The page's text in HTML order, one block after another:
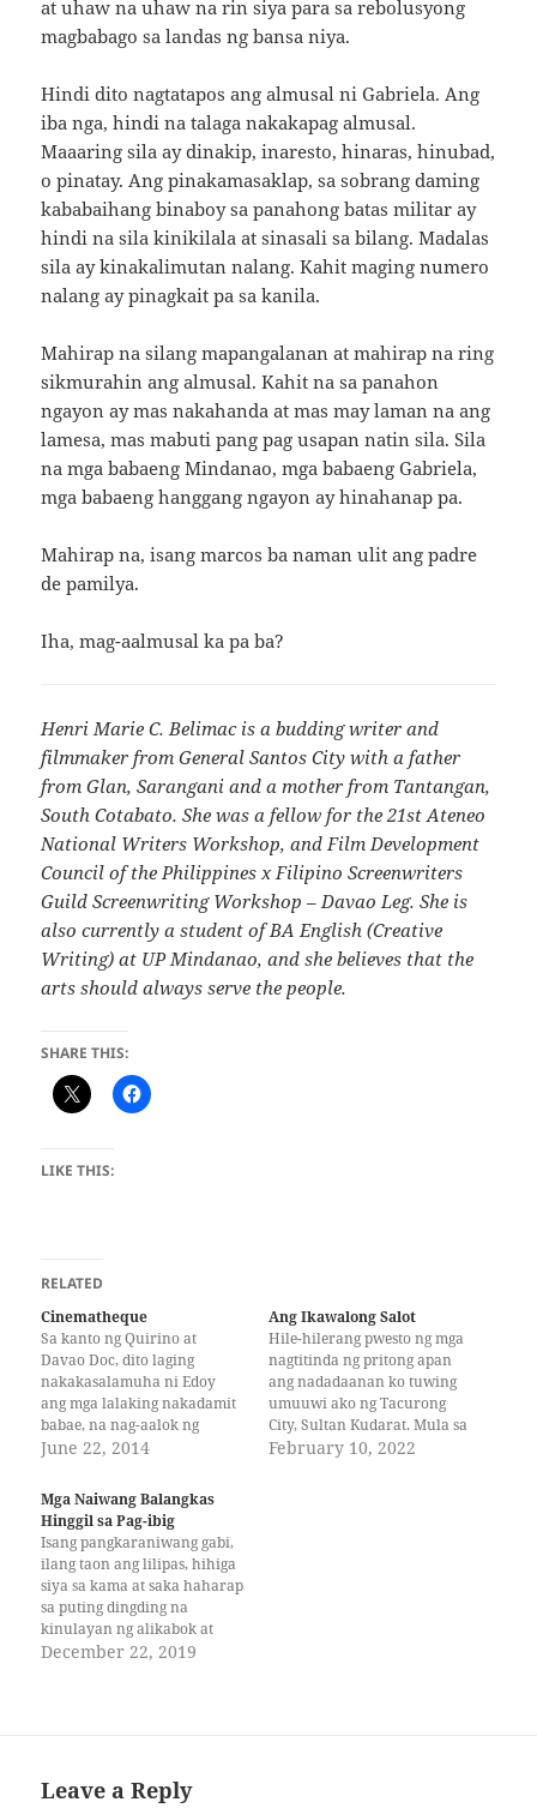
at uhaw na uhaw na rin siya para sa rebolusyong
magbabago sa landas ng bansa niya.
Hindi dito nagtatapos ang almusal ni Gabriela. Ang
iba nga, hindi na talaga nakakapag almusal.
Maaaring sila ay dinakip, inaresto, hinaras, hinubad,
o pinatay. Ang pinakamasaklap, sa sobrang daming
kababaihang binaboy sa panahong batas militar ay
hindi na sila kinikilala at sinasali sa bilang. Madalas
sila ay kinakalimutan nalang. Kahit maging numero
nalang ay pinagkait pa sa kanila.
Mahirap na silang mapangalanan at mahirap na ring
sikmurahin ang almusal. Kahit na sa panahon
ngayon ay mas nakahanda at mas may laman na ang
lamesa, mas mabuti pang pag usapan natin sila. Sila
na mga babaeng Mindanao, mga babaeng Gabriela,
mga babaeng hanggang ngayon ay hinahanap pa.
Mahirap na, isang marcos ba naman ulit ang padre
de pamilya.
Iha, mag-aalmusal ka pa ba?
Henri Marie C. Belimac is a budding writer and
filmmaker from General Santos City with a father
from Glan, Sarangani and a mother from Tantangan,
South Cotabato. She was a fellow for the 21st Ateneo
National Writers Workshop, and Film Development
Council of the Philippines x Filipino Screenwriters
Guild Screenwriting Workshop – Davao Leg. She is
also currently a student of BA English (Creative
Writing) at UP Mindanao, and she believes that the
arts should always serve the people.
SHARE THIS:
LIKE THIS:
RELATED
Cinematheque
Sa kanto ng Quirino at
Davao Doc, dito laging
nakakasalamuha ni Edoy
ang mga lalaking nakadamit
babae, na nag-aalok ng
panandaliang aliw. Gabi-gabi
siyang tumatanggi. Dito kung
saan gabi-gabi din siyang
pinaglalaruan ng kanyang
damdamin at kunsensya
dahil ang pagtanggi ang isa
sa mga pinakamahirap na…
June 22, 2014
Ang Ikawalong Salot
Hile-hilerang pwesto ng mga
nagtitinda ng pritong apan
ang nadadaanan ko tuwing
umuuwi ako ng Tacurong
City, Sultan Kudarat. Mula sa
labasan ng General Santos
February 10, 2022
Mga Naiwang Balangkas
Hinggil sa Pag-ibig
Isang pangkaraniwang gabi,
ilang taon ang lilipas, hihiga
siya sa kama at saka haharap
sa puting dingding na
kinulayan ng alikabok at
dumi ng insekto, at
bubuntung-hininga. Alam
niya sa sariling hindi…
December 22, 2019
Leave a Reply